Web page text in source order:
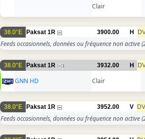
Clair
38.0°E Paksat 1R 3900.00 H
Feeds occasionnels, données ou fréquence non active
38.0°E Paksat 1R 1 3932.00 H
GNN HD Clair
38.0°E Paksat 1R 3952.00 V
Feeds occasionnels, données ou fréquence non active